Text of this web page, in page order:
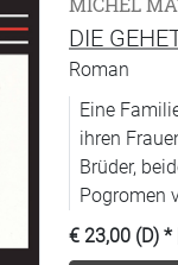
DIE
Roman
Eine
ihren
Brüder,
Pogromen
geraten in
€ 23,00 (D) *